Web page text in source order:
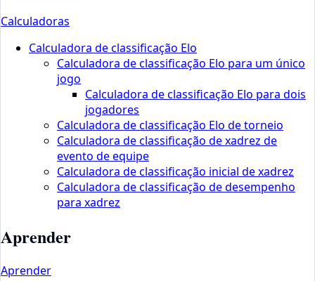
Calculadoras
Calculadora de classificação Elo
Calculadora de classificação Elo para um único
jogo
Calculadora de classificação Elo para dois
jogadores
Calculadora de classificação Elo de torneio
Calculadora de classificação de xadrez de
evento de equipe
Calculadora de classificação inicial de xadrez
Calculadora de classificação de desempenho
para xadrez
Aprender
Aprender